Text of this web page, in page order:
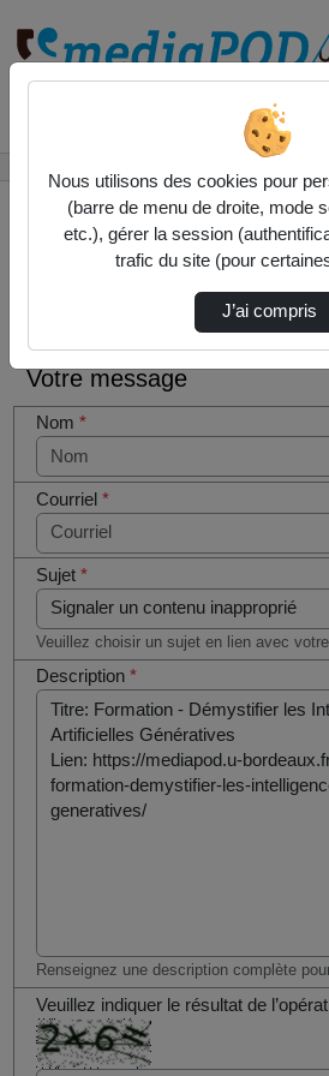
Contactez nous
Votre message
Nom*
Courriel*
Sujet*
Veuillez choisir un sujet en lien avec
Description*
Renseignez une description complète
Veuillez indiquer le résultat de
êtes un
humain en
métal
(obligatoire)
Nous utilisons des cookies pour
(barre de menu de droite, mode
etc.), gérer la session
trafic du site (pour
J’ai compris